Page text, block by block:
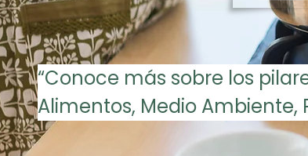
“Conoce más sobre los
Alimentos, Medio Ambiente,